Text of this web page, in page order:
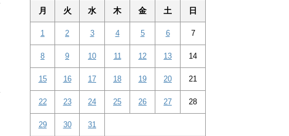
月 火 水 木 金 土 日
1 2 3 4 5 6 7
8 9 10 11 12 13 14
15 16 17 18 19 20 21
22 23 24 25 26 27 28
29 30 31